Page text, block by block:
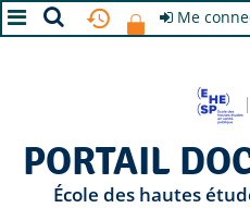
Me
PORTAIL
École des hautes